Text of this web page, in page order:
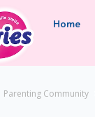
Home
Parenting Community